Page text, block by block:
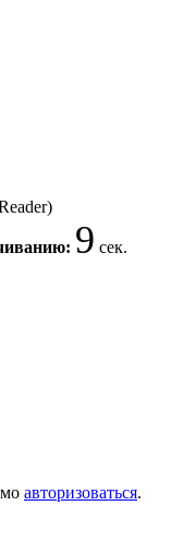
9 сек.
авторизоваться.